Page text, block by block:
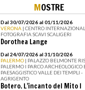
MOSTRE
Dal 30/07/2026 al 01/11/2026
VERONA | CENTRO
FOTOGRAFIA SCAVI SCALIGERI
Dorothea Lange
Dal 24/07/2026 al 31/10/2026
PALERMO | PALAZZO BELMONTE
PALERMO I PARCO ARCHEOLOGICO
PAESAGGISTICO VALLE DEI TEMPLI -
AGRIGENTO
Botero. L’incanto del Mito I